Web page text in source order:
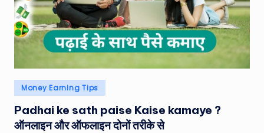
Posted
in
Money Earning Tips
Padhai ke sath paise Kaise kamaye ?
ऑनलाइन और ऑफलाइन दोनों तरीके से